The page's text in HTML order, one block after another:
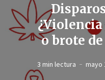
o brote
3 min lectura mayo